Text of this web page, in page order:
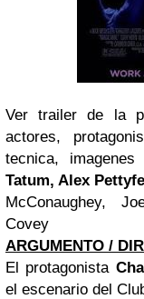
Ver trailer de la
actores,
tecnica, imagenes
Tatum, Alex
McConaughey,
Covey
ARGUMENTO /
El protagonista
el escenario del